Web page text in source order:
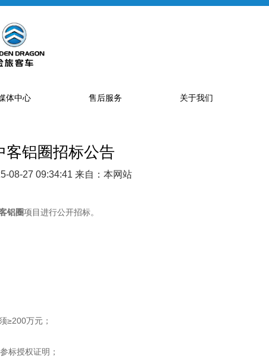
体中心 售后服务 关于我们
新闻资讯
精彩视频
售后网点
特约服务站
客铝圈招标公告
08-27 09:34:41 来自：本网站
铝圈项目进行公开招标。
≥200万元；
标授权证明；